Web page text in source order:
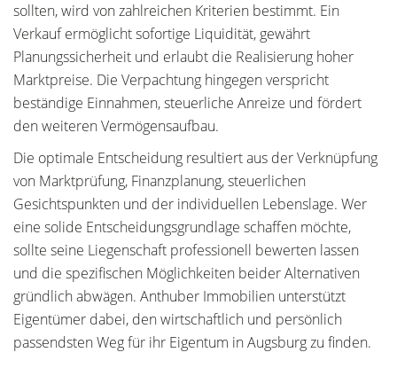
sollten, wird von zahlreichen Kriterien bestimmt. Ein
Verkauf ermöglicht sofortige Liquidität, gewährt
Planungssicherheit und erlaubt die Realisierung hoher
Marktpreise. Die Verpachtung hingegen verspricht
beständige Einnahmen, steuerliche Anreize und fördert
den weiteren Vermögensaufbau.
Die optimale Entscheidung resultiert aus der Verknüpfung
von Marktprüfung, Finanzplanung, steuerlichen
Gesichtspunkten und der individuellen Lebenslage. Wer
eine solide Entscheidungsgrundlage schaffen möchte,
sollte seine Liegenschaft professionell bewerten lassen
und die spezifischen Möglichkeiten beider Alternativen
gründlich abwägen. Anthuber Immobilien unterstützt
Eigentümer dabei, den wirtschaftlich und persönlich
passendsten Weg für ihr Eigentum in Augsburg zu finden.